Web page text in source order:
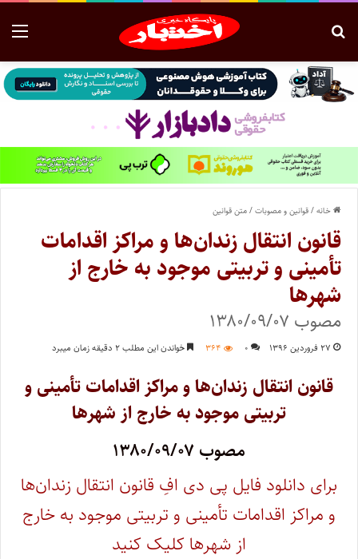
خانه/قوانین و مصوبات/متن قوانین
قانون انتقال زندان‌ها و مراکز اقدامات
تأمینی و تربیتی موجود به خارج از
شهرها
مصوب ۱۳۸۰/۰۹/۰۷
۲۷ فروردین ۱۳۹۶ ۰ ۳۶۴ خواندن این مطلب ۲ دقیقه زمان میبرد
قانون انتقال زندان‌ها و مراکز اقدامات تأمینی و
تربیتی موجود به خارج از شهرها
مصوب ۱۳۸۰/۰۹/۰۷
برای دانلود فایل پی دی افِ قانون انتقال زندان‌ها
و مراکز اقدامات تأمینی و تربیتی موجود به خارج
از شهرها کلیک کنید